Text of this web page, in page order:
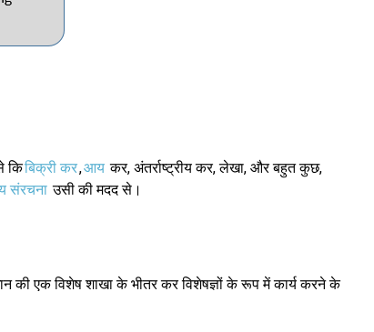
किबिक्री कर,आय कर, अंतर्राष्ट्रीय कर, लेखा, और बहुत कुछ,
संरचना उसी की मदद से।
की एक विशेष शाखा के भीतर कर विशेषज्ञों के रूप में कार्य करने के